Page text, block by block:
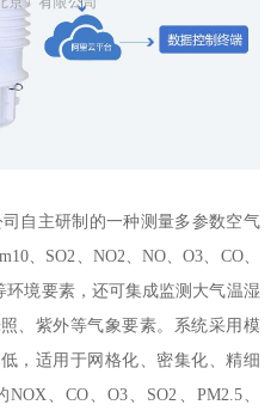
自主研制的一种测量多参数空气
、SO2、NO2、NO、O3、CO、
环境要素，还可集成监测大气温湿
、紫外等气象要素。系统采用模
，适用于网格化、密集化、精细
、CO、O3、SO2、PM2.5、